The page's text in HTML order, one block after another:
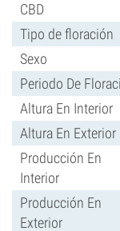
CBD
Tipo de floración
Sexo
Periodo De
Altura En Interior
Altura En Exterior
Producción En
Interior
Producción En
Exterior